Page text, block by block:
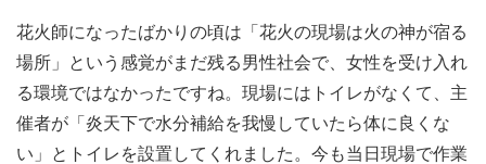
花火師になったばかりの頃は「花火の現場は火の神が宿る
場所」という感覚がまだ残る男性社会で、女性を受け入れ
る環境ではなかったですね。現場にはトイレがなくて、主
催者が「炎天下で水分補給を我慢していたら体に良くな
い」とトイレを設置してくれました。今も当日現場で作業